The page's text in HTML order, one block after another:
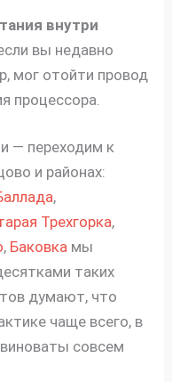
внутри
вы недавно
мог отойти провод
процессора.
— переходим к
и районах:
,
Трехгорка,
, Баковка мы
таких
думают, что
чаще всего, в
совсем